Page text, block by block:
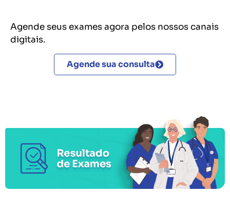
Agende seus exames agora pelos nossos canais
digitais.
Agende sua consulta